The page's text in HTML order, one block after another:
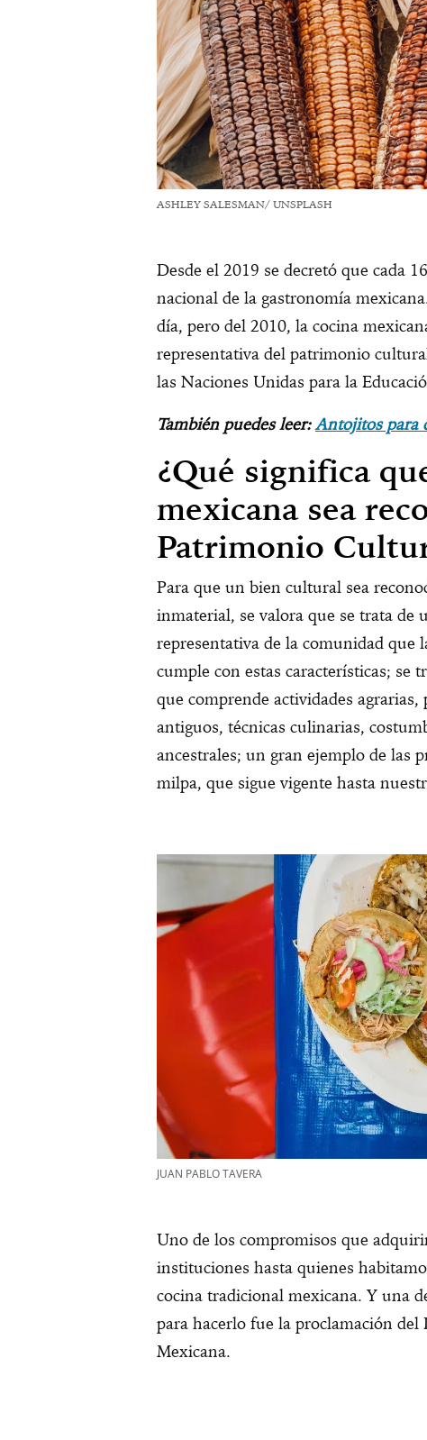
ASHLEY SALESMAN/ UNSPLASH
Desde el 2019 se decretó que cada
nacional de la gastronomía
día, pero del 2010, la cocina
representativa del patrimonio
las Naciones Unidas para la
También puedes leer:Antojitos para
¿Qué significa
mexicana sea
Patrimonio
Para que un bien cultural sea
inmaterial, se valora que se trata de
representativa de la comunidad que
cumple con estas características;
que comprende actividades
antiguos, técnicas culinarias,
ancestrales; un gran ejemplo de las
milpa, que sigue vigente hasta
JUAN PABLO TAVERA
Uno de los compromisos que
instituciones hasta quienes
cocina tradicional mexicana. Y una
para hacerlo fue la proclamación
Mexicana.